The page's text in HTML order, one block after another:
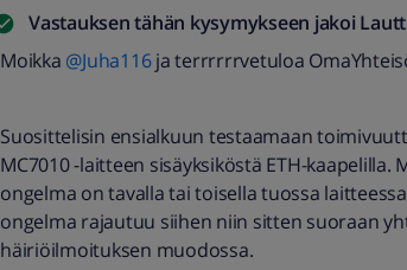
Vastauksen tähän kysymykseen jakoi
Moikka @Juha116ja terrrrrrvetuloa
Suosittelisin ensialkuun testaamaan
MC7010 -laitteen sisäyksiköstä ETH-kaapelilla.
ongelma on tavalla tai toisella tuossa
ongelma rajautuu siihen niin sitten suoraan
häiriöilmoituksen muodossa.